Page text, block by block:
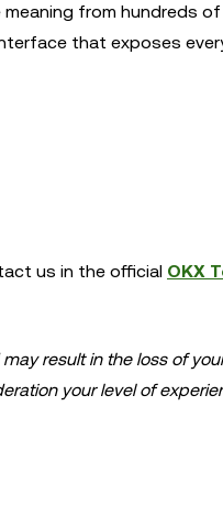
from hundreds
that exposes
us in the official OKX
result in the loss of
your level of